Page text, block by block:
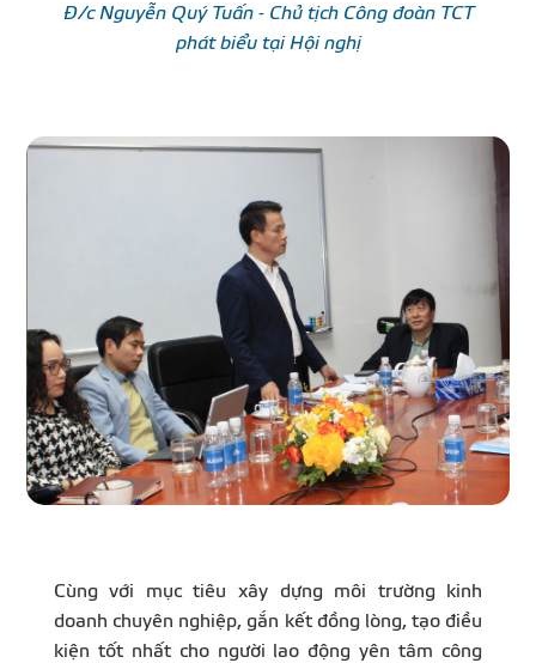
Đ/c Nguyễn Quý Tuấn - Chủ tịch Công đoàn TCT
phát biểu tại Hội nghị
Cùng với mục tiêu xây dựng môi trường kinh
doanh chuyên nghiệp, gắn kết đồng lòng, tạo điều
kiện tốt nhất cho người lao động yên tâm công